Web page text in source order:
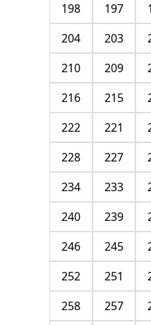
197
198
203
204
209
210
215
216
221
222
227
228
233
234
239
240
245
246
251
252
257
258